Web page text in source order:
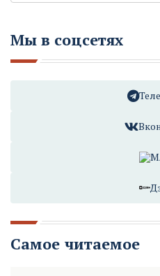
Мы в соцсетях
Самое читаемое